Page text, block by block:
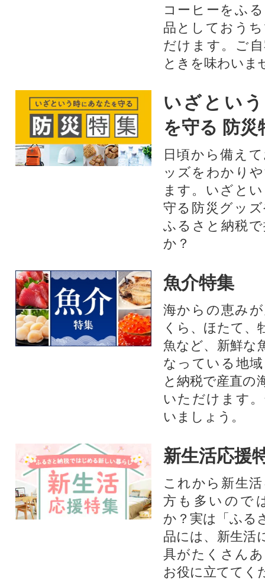
コーヒーをふ
品としておう
だけます。ご
ときを味わいま
いざとい
を守る 防災
日頃から備え
ッズをわかり
ます。いざと
守る防災グッ
ふるさと納税
か？
魚介特集
海からの恵み
くら、ほたて、
魚など、新鮮な
なっている地
と納税で産直の
いただけます
いましょう。
新生活応援
これから新生
方も多いので
か？実は「ふる
品には、新生活
具がたくさん
お役に立ててく